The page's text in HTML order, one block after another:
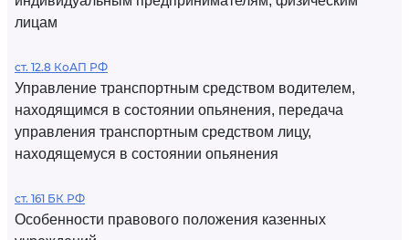
лицам
ст. 12.8 КоАП РФ
Управление транспортным средством водителем,
находящимся в состоянии опьянения, передача
управления транспортным средством лицу,
находящемуся в состоянии опьянения
ст. 161 БК РФ
Особенности правового положения казенных